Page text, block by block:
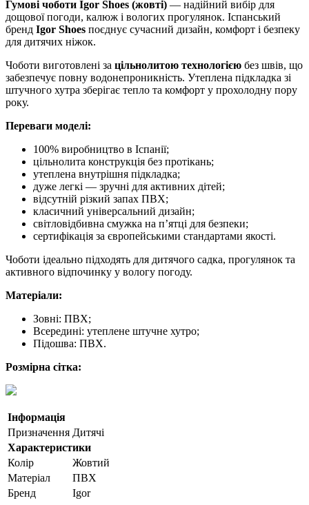
Гумові чоботи Igor Shoes (жовті) — надійний вибір для
дощової погоди, калюж і вологих прогулянок. Іспанський
бренд Igor Shoes поєднує сучасний дизайн, комфорт і безпеку
для дитячих ніжок.
Чоботи виготовлені за цільнолитою технологією без швів, що
забезпечує повну водонепроникність. Утеплена підкладка зі
штучного хутра зберігає тепло та комфорт у прохолодну пору
року.
Переваги моделі:
100% виробництво в Іспанії;
цільнолита конструкція без протікань;
утеплена внутрішня підкладка;
дуже легкі — зручні для активних дітей;
відсутній різкий запах ПВХ;
класичний універсальний дизайн;
світловідбивна смужка на п’ятці для безпеки;
сертифікація за європейськими стандартами якості.
Чоботи ідеально підходять для дитячого садка, прогулянок та
активного відпочинку у вологу погоду.
Матеріали:
Зовні: ПВХ;
Всередині: утеплене штучне хутро;
Підошва: ПВХ.
Розмірна сітка:
Інформація
Призначення Дитячі
Характеристики
Колір
Жовтий
Матеріал
ПВХ
Бренд
Igor